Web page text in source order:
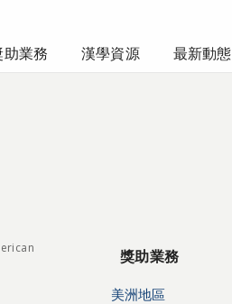
助業務 漢學資源 最新動態
獎助業務
美洲地區